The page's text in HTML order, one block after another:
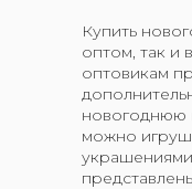
Купить
оптом, так и
оптовикам
новогоднюю
можно